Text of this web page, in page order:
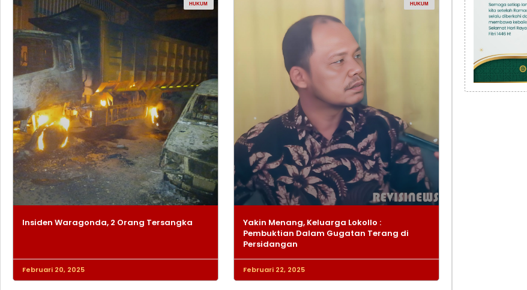
HUKUM
Insiden Waragonda, 2 Orang Tersangka
Februari 20, 2025
HUKUM
Yakin Menang, Keluarga Lokollo :
Pembuktian Dalam Gugatan Terang di
Persidangan
Februari 22, 2025